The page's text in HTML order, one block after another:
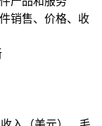
件销售、价格、收